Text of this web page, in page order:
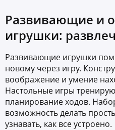
Развивающие и
игрушки:
Развивающие игрушки
новому через игру.
воображение и умение
Настольные игры
планирование ходов.
возможность делать
узнавать, как все устроено.